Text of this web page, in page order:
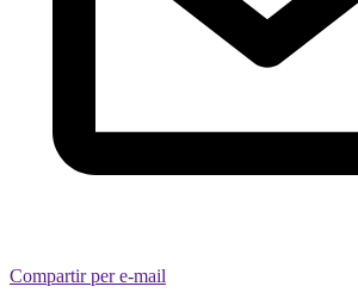
Compartir per e-mail